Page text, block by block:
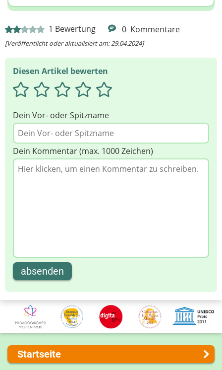
1 Bewertung 0 Kommentare
[Veröffentlicht oder aktualisiert am: 29.04.2024]
Diesen Artikel bewerten
Dein Vor- oder Spitzname
Dein Kommentar (max. 1000 Zeichen)
absenden
Startseite